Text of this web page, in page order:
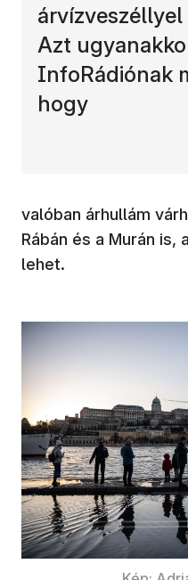
Azt
InfoRádiónak
hogy
valóban árhullám
Rábán és a Murán is,
lehet.